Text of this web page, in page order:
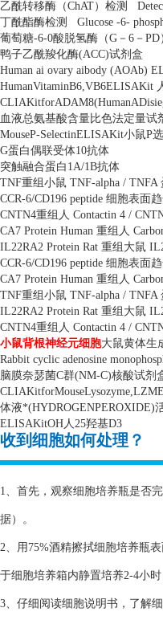
乙酰转移酶（ChAT）检测
丁酰酯酶检测
Glucose -6-
葡萄糖-6-0酸脱氢酶（G － 6 － PD
鸭子乙酰羧化酶(ACC)试剂盒
Human ai ovary aibody (AOAb)
HumanVitaminB6,VB6ELISAKit
血液总氨基酸含量比色法定量试
MouseP-SelectinELISAKit小鼠P
G蛋白偶联受体10抗体
突触融合蛋白 1A/1B抗体
TNF重组小鼠 TNF-alpha / TNFA
CCR-6/CD196 peptide 细胞表面
CNTN4重组人 Contactin 4 /
CA7 Protein Human 重组人
IL22RA2 Protein Rat 重组大鼠
CCR-6/CD196 peptide 细胞表面
CA7 Protein Human 重组人
TNF重组小鼠 TNF-alpha / TNFA
IL22RA2 Protein Rat 重组大鼠
CNTN4重组人 Contactin 4 /
小鼠背根神经元细胞大鼠黄体生
Rabbit cyclic adenosine
脑膜奈瑟菌C群(NM-C)核酸试剂
体液*(HYDROGENPEROXIDE)
ELISAKitOH人25羟基D3
收到细胞如何处理？
1、首先，观察细胞培养瓶是否
据）。
2、用75%酒精擦拭细胞培养瓶
于细胞培养箱内静置培养2-4小时
3、仔细阅读细胞说明书，了解